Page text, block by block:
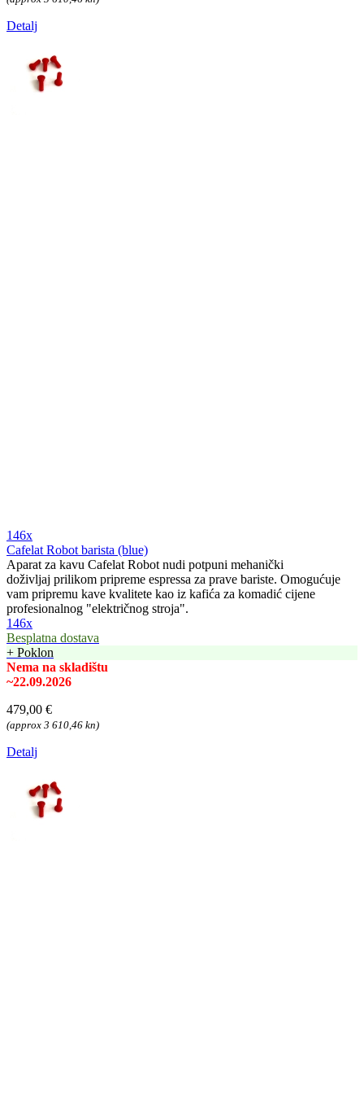
Detalj
146x
Cafelat Robot barista (blue)
Aparat za kavu Cafelat Robot nudi potpuni mehanički
doživljaj prilikom pripreme espressa za prave bariste. Omogućuje
vam pripremu kave kvalitete kao iz kafića za komadić cijene
profesionalnog "električnog stroja".
146x
Besplatna dostava
+ Poklon
Nema na skladištu
~22.09.2026
479,00 €
(approx 3 610,46 kn)
Detalj